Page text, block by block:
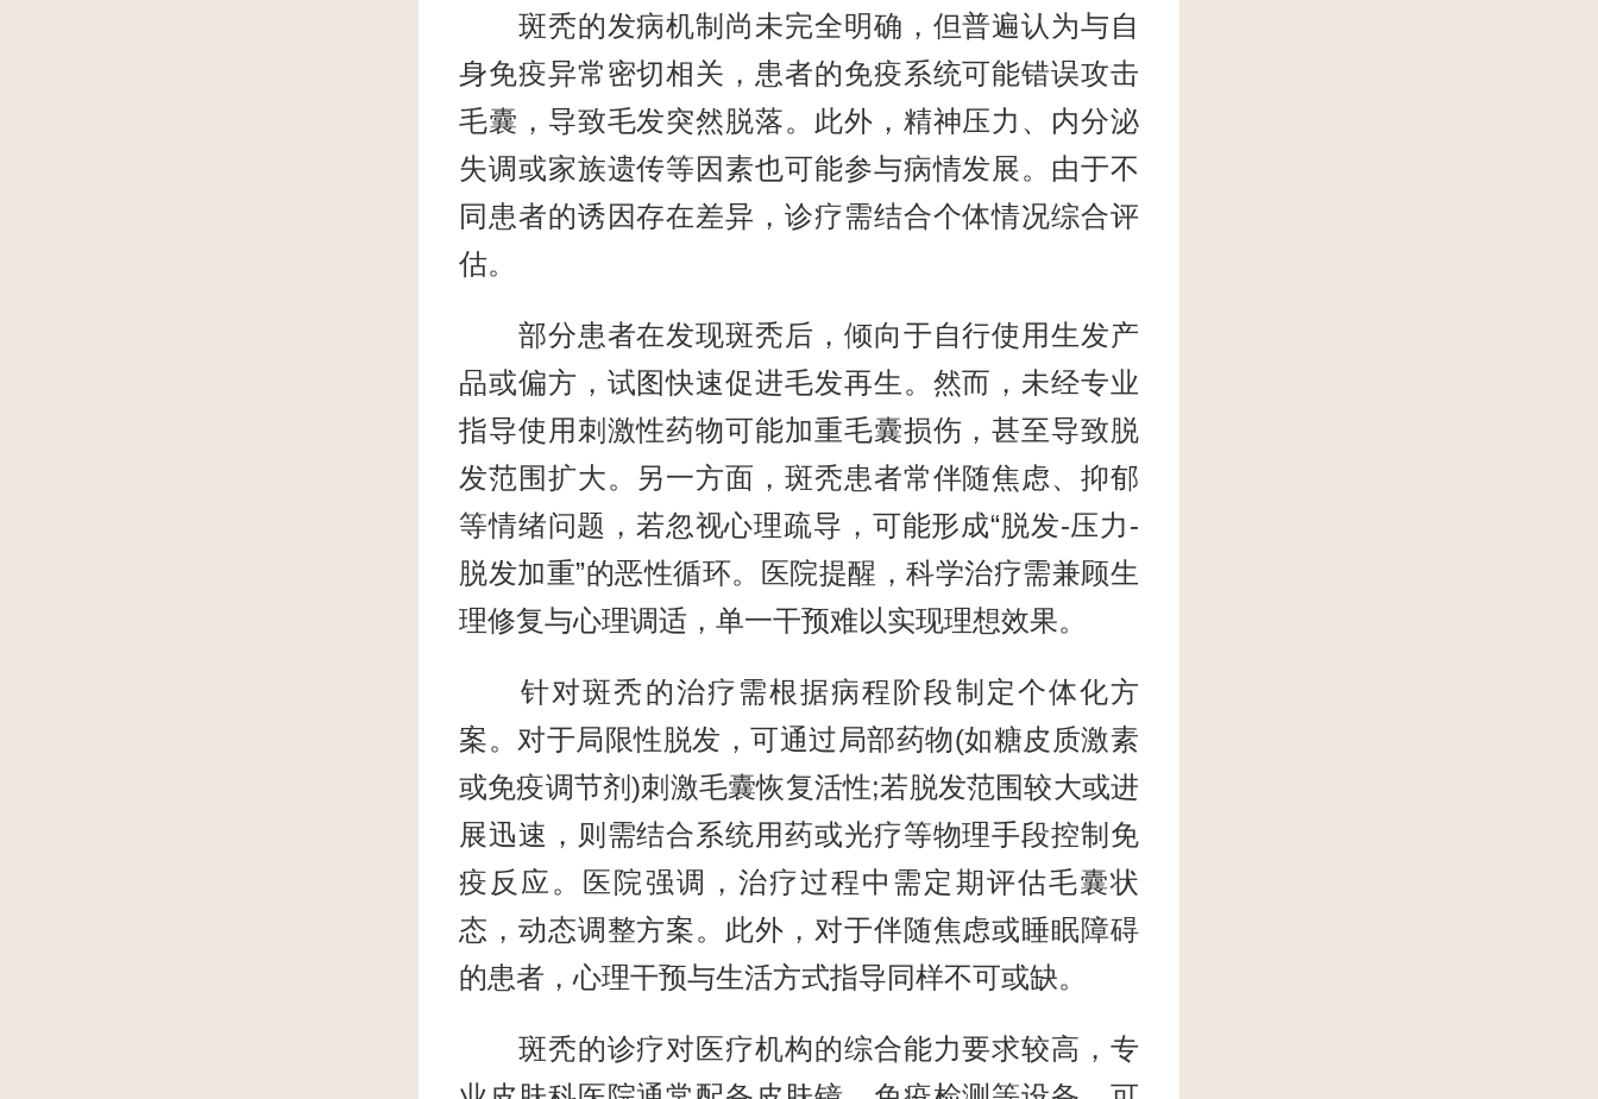
斑秃的发病机制尚未完全明确，但普遍认为与自
身免疫异常密切相关，患者的免疫系统可能错误攻击
毛囊，导致毛发突然脱落。此外，精神压力、内分泌
失调或家族遗传等因素也可能参与病情发展。由于不
同患者的诱因存在差异，诊疗需结合个体情况综合评
估。
部分患者在发现斑秃后，倾向于自行使用生发产
品或偏方，试图快速促进毛发再生。然而，未经专业
指导使用刺激性药物可能加重毛囊损伤，甚至导致脱
发范围扩大。另一方面，斑秃患者常伴随焦虑、抑郁
等情绪问题，若忽视心理疏导，可能形成“脱发-压力-
脱发加重”的恶性循环。医院提醒，科学治疗需兼顾生
理修复与心理调适，单一干预难以实现理想效果。
针对斑秃的治疗需根据病程阶段制定个体化方
案。对于局限性脱发，可通过局部药物(如糖皮质激素
或免疫调节剂)刺激毛囊恢复活性;若脱发范围较大或进
展迅速，则需结合系统用药或光疗等物理手段控制免
疫反应。医院强调，治疗过程中需定期评估毛囊状
态，动态调整方案。此外，对于伴随焦虑或睡眠障碍
的患者，心理干预与生活方式指导同样不可或缺。
斑秃的诊疗对医疗机构的综合能力要求较高，专